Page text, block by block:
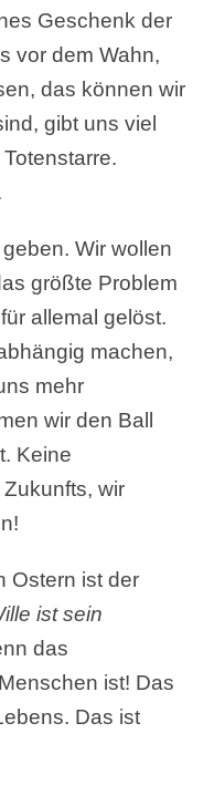
Geschenk der
vor dem Wahn,
das können wir
gibt uns viel
Wir wollen
größte Problem
allemal gelöst.
machen,
mehr
wir den Ball
Keine
wir
Ostern ist der
ist sein
das
ist! Das
Das ist